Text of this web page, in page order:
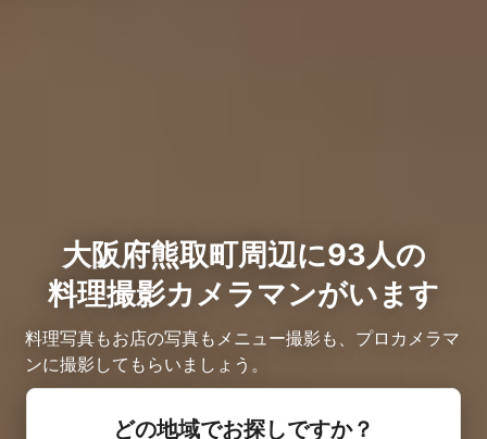
大阪府熊取町周辺に93人の
料理撮影カメラマンがいます
料理写真もお店の写真もメニュー撮影も、プロカメラマ
ンに撮影してもらいましょう。
どの地域でお探しですか？